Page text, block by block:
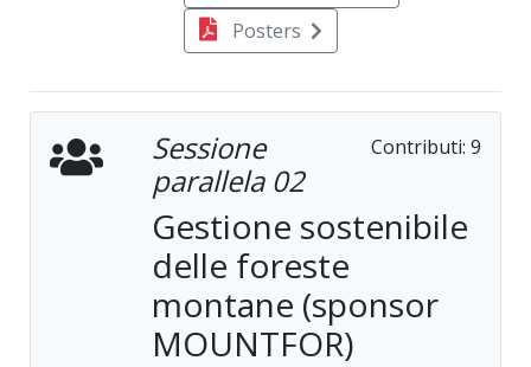
Posters
Contributi: 9
Sessione
parallela 02
Gestione sostenibile
delle foreste
montane (sponsor
MOUNTFOR)